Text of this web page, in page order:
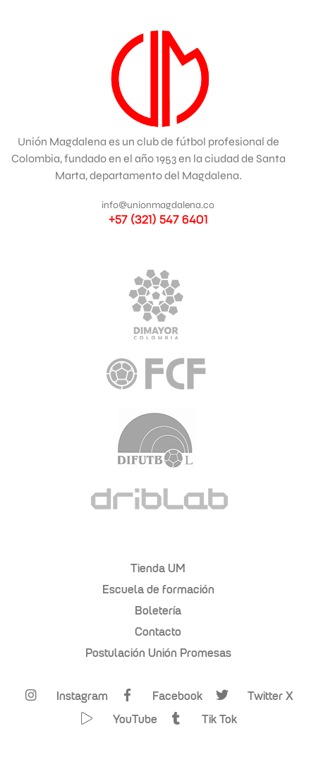
Unión Magdalena es un club de fútbol profesional de
Colombia, fundado en el año 1953 en la ciudad de Santa
Marta, departamento del Magdalena.
info@unionmagdalena.co
+57 (321) 547 6401
Tienda UM
Escuela de formación
Boletería
Contacto
Postulación Unión Promesas
Instagram Facebook
Twitter X
YouTube
Tik Tok